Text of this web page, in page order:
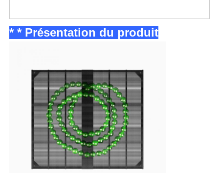
Accueil
Produits
À propos de nous
Visite d'usine
Contrôle de qualité
* * Présentation du produit